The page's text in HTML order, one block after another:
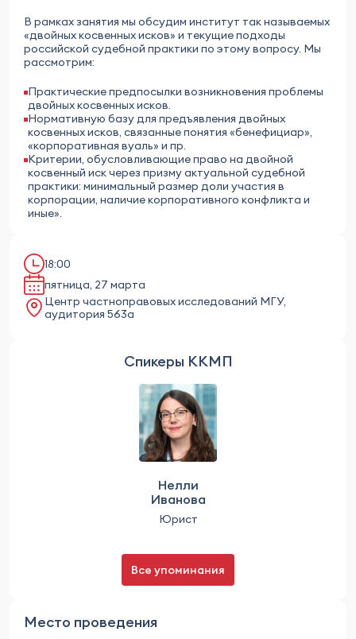
В рамках занятия мы обсудим институт так называемых
«двойных косвенных исков» и текущие подходы
российской судебной практики по этому вопросу. Мы
рассмотрим:
Практические предпосылки возникновения проблемы
двойных косвенных исков.
Нормативную базу для предъявления двойных
косвенных исков, связанные понятия «бенефициар»,
«корпоративная вуаль» и пр.
Критерии, обусловливающие право на двойной
косвенный иск через призму актуальной судебной
практики: минимальный размер доли участия в
корпорации, наличие корпоративного конфликта и
иные».
Место проведения
18:00
пятница, 27 марта
Центр частноправовых исследований МГУ,
аудитория 563а
Спикеры ККМП
Нелли
Иванова
Юрист
Все упоминания